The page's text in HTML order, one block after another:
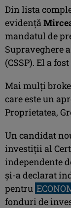
Din lista
evidenţă
mandatul de
Supraveghere
(CSSP). El a
Mai mulţi
care este un
Proprietatea,
Un candidat
investiţii al
independente
şi-a declarat
pentru
fonduri de